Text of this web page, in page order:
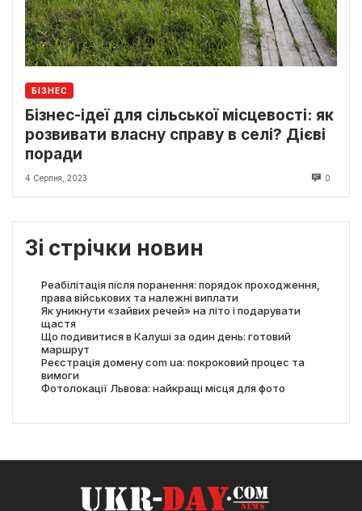
БІЗНЕС
Бізнес-ідеї для сільської місцевості: як
розвивати власну справу в селі? Дієві
поради
4 Серпня, 2023 0
Зі стрічки новин
Реабілітація після поранення: порядок проходження,
права військових та належні виплати
Як уникнути «зайвих речей» на літо і подарувати
щастя
Що подивитися в Калуші за один день: готовий
маршрут
Реєстрація домену com ua: покроковий процес та
вимоги
Фотолокації Львова: найкращі місця для фото